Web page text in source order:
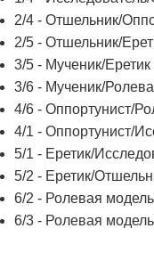
2/4 - Отшельник/
2/5 - Отшельник/
3/5 - Мученик/Еретик
3/6 - Мученик/
4/6 - Оппортунист/
4/1 - Оппортунист/
5/1 - Еретик/
5/2 - Еретик/
6/2 - Ролевая
6/3 - Ролевая